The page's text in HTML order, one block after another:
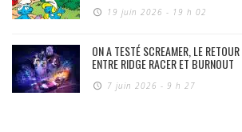
19 juin 2026 - 19 h 02
ON A TESTÉ SCREAMER, LE
ENTRE RIDGE RACER ET BURNOUT
7 juin 2026 - 9 h 27